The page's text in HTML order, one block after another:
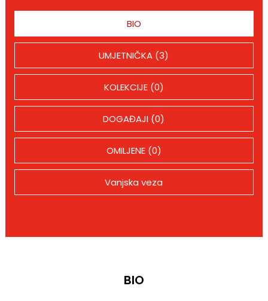
BIO
UMJETNIČKA (3)
KOLEKCIJE (0)
DOGAĐAJI (0)
OMILJENE (0)
Vanjska veza
BIO